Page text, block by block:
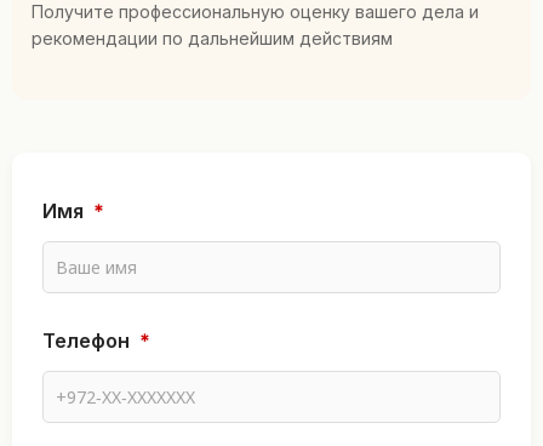
Получите профессиональную оценку вашего дела и
рекомендации по дальнейшим действиям
Имя *
И
м
Т
Телефон *